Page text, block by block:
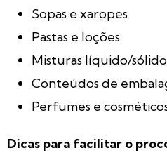
Sopas e xaropes
Pastas e loções
Misturas líquido/sólido
Conteúdos de
Perfumes e
Dicas para facilitar o